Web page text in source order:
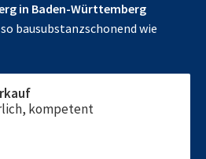
in Baden-Württemberg
bausubstanzschonend wie
kompetent